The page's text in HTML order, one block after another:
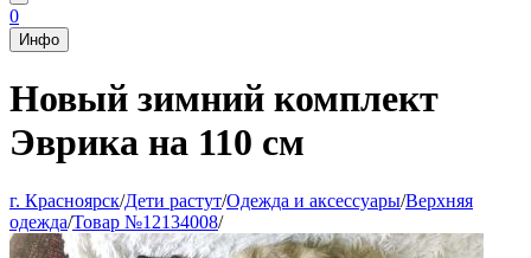
0
Инфо
Новый зимний комплект
Эврика на 110 см
г. Красноярск/Дети растут/Одежда и аксессуары/Верхняя
одежда/Товар №12134008/